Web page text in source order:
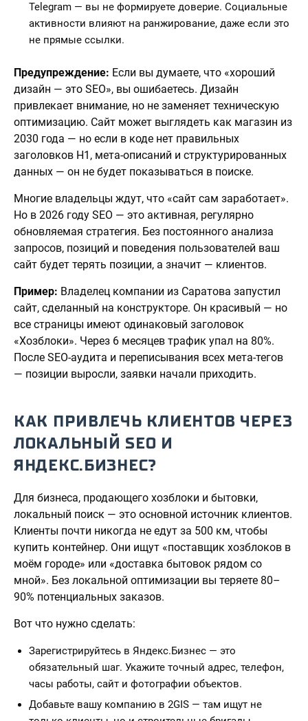
Telegram — вы не формируете доверие. Социальные
активности влияют на ранжирование, даже если это
не прямые ссылки.
Предупреждение: Если вы думаете, что «хороший
дизайн — это SEO», вы ошибаетесь. Дизайн
привлекает внимание, но не заменяет техническую
оптимизацию. Сайт может выглядеть как магазин из
2030 года — но если в коде нет правильных
заголовков H1, мета-описаний и структурированных
данных — он не будет показываться в поиске.
Многие владельцы ждут, что «сайт сам заработает».
Но в 2026 году SEO — это активная, регулярно
обновляемая стратегия. Без постоянного анализа
запросов, позиций и поведения пользователей ваш
сайт будет терять позиции, а значит — клиентов.
Пример: Владелец компании из Саратова запустил
сайт, сделанный на конструкторе. Он красивый — но
все страницы имеют одинаковый заголовок
«Хозблоки». Через 6 месяцев трафик упал на 80%.
После SEO-аудита и переписывания всех мета-тегов
— позиции выросли, заявки начали приходить.
КАК ПРИВЛЕЧЬ КЛИЕНТОВ ЧЕРЕЗ
ЛОКАЛЬНЫЙ SEO И
ЯНДЕКС.БИЗНЕС?
Для бизнеса, продающего хозблоки и бытовки,
локальный поиск — это основной источник клиентов.
Клиенты почти никогда не едут за 500 км, чтобы
купить контейнер. Они ищут «поставщик хозблоков в
моём городе» или «доставка бытовок рядом со
мной». Без локальной оптимизации вы теряете 80–
90% потенциальных заказов.
Вот что нужно сделать:
Зарегистрируйтесь в Яндекс.Бизнес — это
обязательный шаг. Укажите точный адрес, телефон,
часы работы, сайт и фотографии объектов.
Добавьте вашу компанию в 2GIS — там ищут не